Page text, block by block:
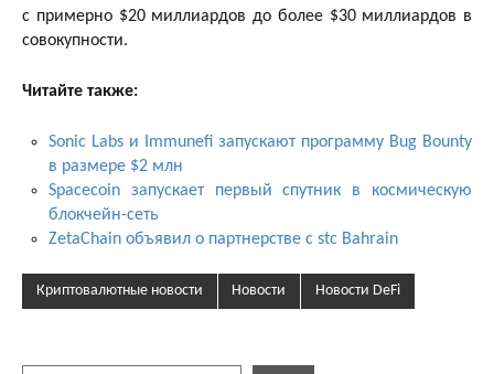
с примерно $20 миллиардов до более $30 миллиардов в
совокупности.
Читайте также:
Sonic Labs и Immunefi запускают программу Bug Bounty
в размере $2 млн
Spacecoin запускает первый спутник в космическую
блокчейн-сеть
ZetaChain объявил о партнерстве с stc Bahrain
Криптовалютные новости Новости Новости DeFi